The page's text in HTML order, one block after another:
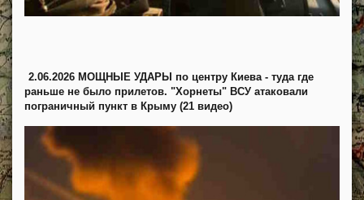
2.06.2026 МОЩНЫЕ УДАРЫ по центру Киева - туда где
раньше не было прилетов. "Хорнеты" ВСУ атаковали
пограничный пункт в Крыму (21 видео)